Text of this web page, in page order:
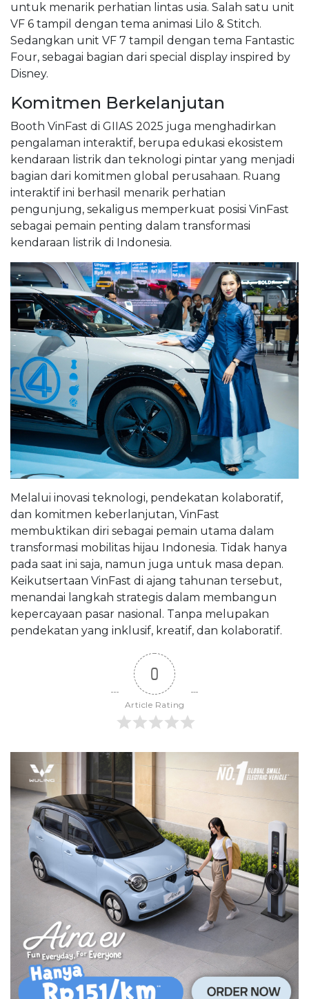
untuk menarik perhatian lintas usia. Salah satu unit
VF 6 tampil dengan tema animasi Lilo & Stitch.
Sedangkan unit VF 7 tampil dengan tema Fantastic
Four, sebagai bagian dari special display inspired by
Disney.
Komitmen Berkelanjutan
Booth VinFast di GIIAS 2025 juga menghadirkan
pengalaman interaktif, berupa edukasi ekosistem
kendaraan listrik dan teknologi pintar yang menjadi
bagian dari komitmen global perusahaan. Ruang
interaktif ini berhasil menarik perhatian
pengunjung, sekaligus memperkuat posisi VinFast
sebagai pemain penting dalam transformasi
kendaraan listrik di Indonesia.
Melalui inovasi teknologi, pendekatan kolaboratif,
dan komitmen keberlanjutan, VinFast
membuktikan diri sebagai pemain utama dalam
transformasi mobilitas hijau Indonesia. Tidak hanya
pada saat ini saja, namun juga untuk masa depan.
Keikutsertaan VinFast di ajang tahunan tersebut,
menandai langkah strategis dalam membangun
kepercayaan pasar nasional. Tanpa melupakan
pendekatan yang inklusif, kreatif, dan kolaboratif.
0
Article Rating